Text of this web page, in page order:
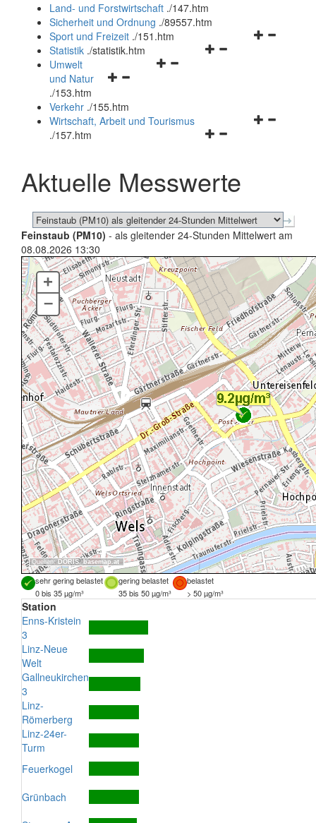
und
schließen
Land- und Forstwirtschaft ./147.htm
Sicherheit und Ordnung ./89557.htm
Navigationsmenü
Sport und Freizeit ./151.htm
Navigationsmenü
Statistik ./statistik.htm
Navigationsmenü
und
schließen
Umwelt
und Natur
./153.htm
Verkehr ./155.htm
Navigationsmenü
schließen
Wirtschaft, Arbeit und Tourismus
./157.htm
Aktuelle Messwerte
Feinstaub (PM10) - als gleitender 24-Stunden Mittelwert am
08.08.2026 13:30
Quellen: DORIS, basemap.at
+
–
sehr gering belastet gering belastet
belastet
0 bis 35 µg/m³
35 bis 50 µg/m³ > 50 µg/m³
Station
Enns-Kristein
3
Linz-Neue
Welt
Gallneukirchen
3
Linz-
Römerberg
Linz-24er-
Turm
Feuerkogel
Grünbach